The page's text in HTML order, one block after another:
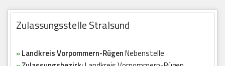
Zulassungsstelle Stralsund
»Landkreis Vorpommern-RügenNebenstelle